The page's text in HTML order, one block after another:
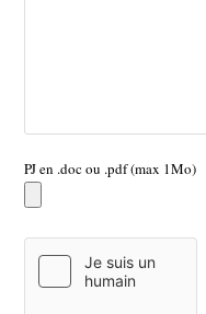
PJ en .doc ou .pdf (max 1Mo)